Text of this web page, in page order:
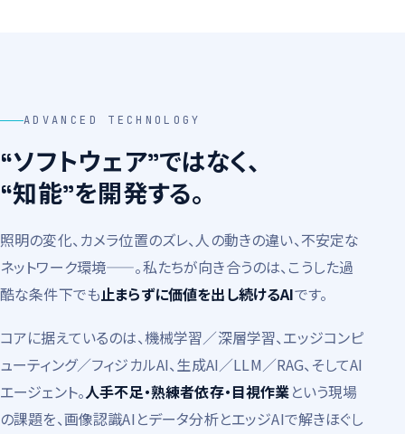
ADVANCED TECHNOLOGY
“ソフトウェア”ではなく、
“知能”を開発する。
照明の変化、カメラ位置のズレ、人の動きの違い、不安定な
ネットワーク環境——。私たちが向き合うのは、こうした過
酷な条件下でも止まらずに価値を出し続けるAIです。
コアに据えているのは、機械学習／深層学習、エッジコンピ
ューティング／フィジカルAI、生成AI／LLM／RAG、そしてAI
エージェント。人手不足・熟練者依存・目視作業という現場
の課題を、画像認識AIとデータ分析とエッジAIで解きほぐし